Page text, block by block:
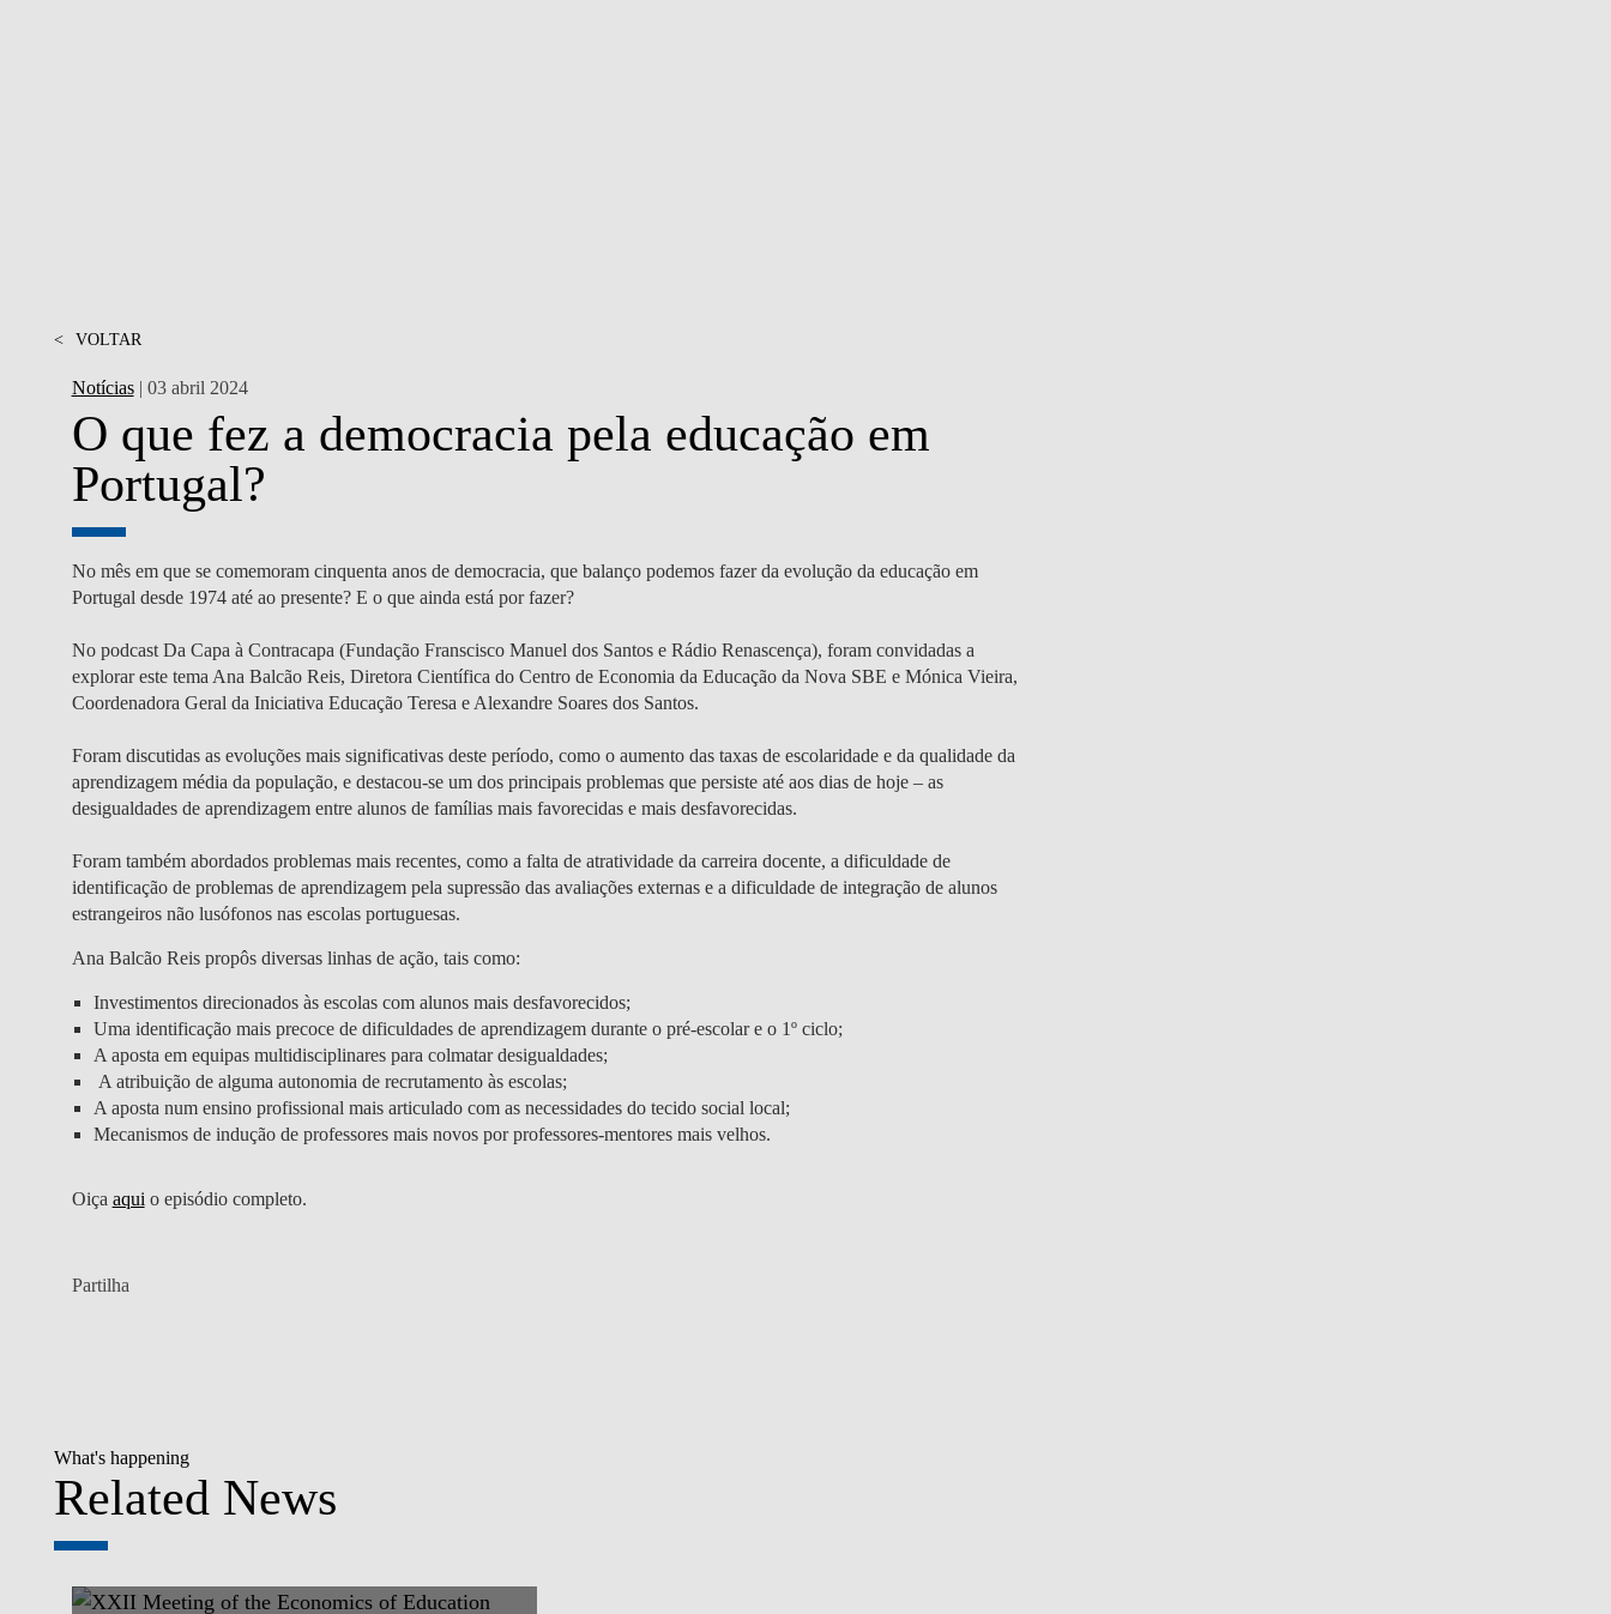
< VOLTAR
Notícias| 03 abril 2024
O que fez a democracia pela educação em
Portugal?
No mês em que se comemoram cinquenta anos de democracia, que balanço podemos fazer da evolução da educação em
Portugal desde 1974 até ao presente? E o que ainda está por fazer?
No podcast Da Capa à Contracapa (Fundação Franscisco Manuel dos Santos e Rádio Renascença), foram convidadas a
explorar este tema Ana Balcão Reis, Diretora Científica do Centro de Economia da Educação da Nova SBE e Mónica Vieira,
Coordenadora Geral da Iniciativa Educação Teresa e Alexandre Soares dos Santos.
Foram discutidas as evoluções mais significativas deste período, como o aumento das taxas de escolaridade e da qualidade da
aprendizagem média da população, e destacou-se um dos principais problemas que persiste até aos dias de hoje – as
desigualdades de aprendizagem entre alunos de famílias mais favorecidas e mais desfavorecidas.
Foram também abordados problemas mais recentes, como a falta de atratividade da carreira docente, a dificuldade de
identificação de problemas de aprendizagem pela supressão das avaliações externas e a dificuldade de integração de alunos
estrangeiros não lusófonos nas escolas portuguesas.
Ana Balcão Reis propôs diversas linhas de ação, tais como:
Investimentos direcionados às escolas com alunos mais desfavorecidos;
Uma identificação mais precoce de dificuldades de aprendizagem durante o pré-escolar e o 1º ciclo;
A aposta em equipas multidisciplinares para colmatar desigualdades;
A atribuição de alguma autonomia de recrutamento às escolas;
A aposta num ensino profissional mais articulado com as necessidades do tecido social local;
Mecanismos de indução de professores mais novos por professores-mentores mais velhos.
Oiça aqui o episódio completo.
Partilha
What's happening
Related News